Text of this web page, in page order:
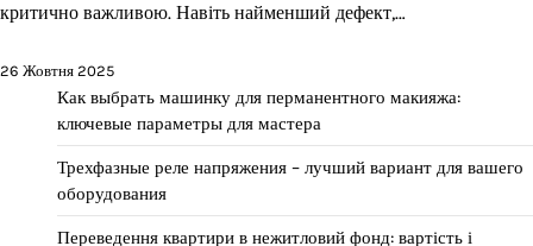
критично важливою. Навіть найменший дефект,…
26 Жовтня 2025
Как выбрать машинку для перманентного макияжа:
ключевые параметры для мастера
Трехфазные реле напряжения – лучший вариант для вашего
оборудования
Переведення квартири в нежитловий фонд: вартість і